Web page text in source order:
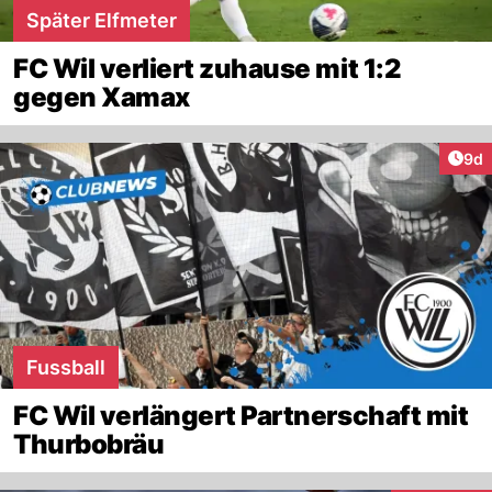
Später Elfmeter
FC Wil verliert zuhause mit 1:2
gegen Xamax
9d
Fussball
FC Wil verlängert Partnerschaft mit
Thurbobräu